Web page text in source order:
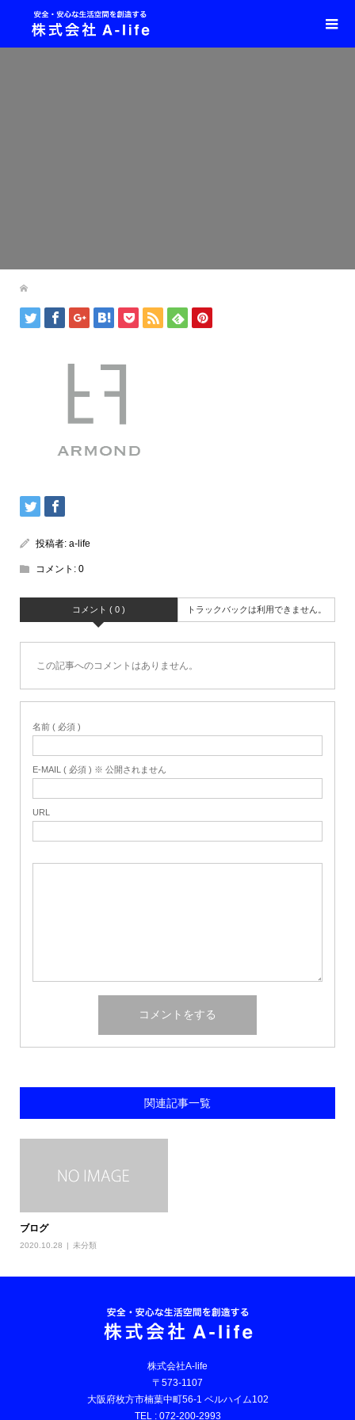
投稿者: a-life
コメント: 0
コメント ( 0 ) トラックバックは利用できません。
この記事へのコメントはありません。
名前 ( 必須 )
E-MAIL ( 必須 ) ※ 公開されません
URL
関連記事一覧
ブログ
2020.10.28 未分類
株式会社A-life
〒573-1107
大阪府枚方市楠葉中町56-1 ベルハイム102
TEL : 072-200-2993